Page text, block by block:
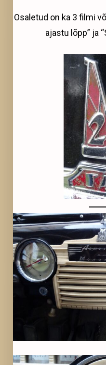
Osaletud on ka 3 filmi
ajastu lõpp” ja